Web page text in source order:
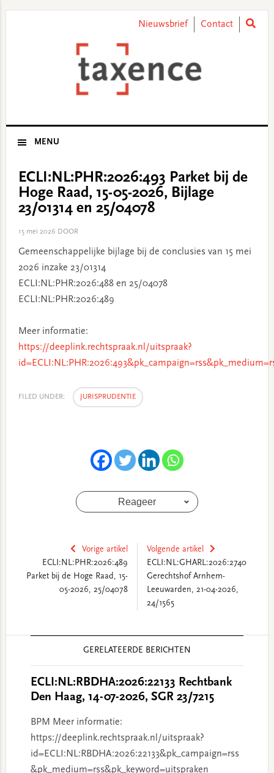
Nieuwsbrief Contact
MENU
ECLI:NL:PHR:2026:493 Parket bij de
Hoge Raad, 15-05-2026, Bijlage
23/01314 en 25/04078
15 mei 2026 DOOR
Gemeenschappelijke bijlage bij de conclusies van 15 mei
2026 inzake 23/01314
ECLI:NL:PHR:2026:488 en 25/04078
ECLI:NL:PHR:2026:489
Meer informatie:
https://deeplink.rechtspraak.nl/uitspraak?
FILED UNDER: JURISPRUDENTIE
Reageer
Vorige artikel
ECLI:NL:PHR:2026:489
Parket bij de Hoge Raad, 15-
05-2026, 25/04078
Volgende artikel
ECLI:NL:GHARL:2026:2740
Gerechtshof Arnhem-
Leeuwarden, 21-04-2026,
24/1565
GERELATEERDE BERICHTEN
ECLI:NL:RBDHA:2026:22133 Rechtbank
Den Haag, 14-07-2026, SGR 23/7215
BPM Meer informatie:
https://deeplink.rechtspraak.nl/uitspraak?
id=ECLI:NL:RBDHA:2026:22133&pk_campaign=rss
&pk_medium=rss&pk_keyword=uitspraken